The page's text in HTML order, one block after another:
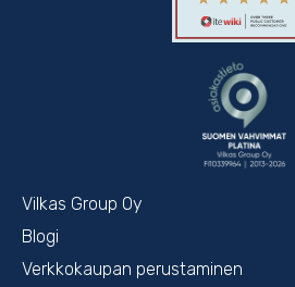
Vilkas Group Oy
Blogi
Verkkokaupan perustaminen